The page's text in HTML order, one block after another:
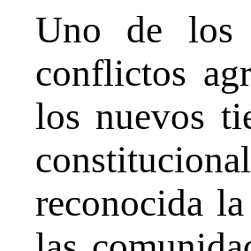
Uno de los
conflictos
los nuevos
reconocida